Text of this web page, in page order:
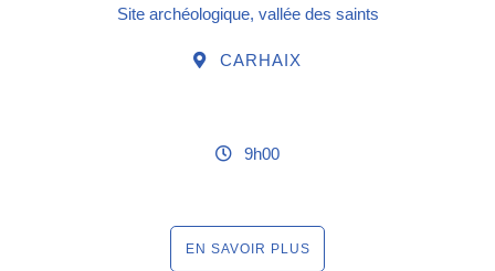
Site archéologique, vallée des saints
CARHAIX
9h00
EN SAVOIR PLUS